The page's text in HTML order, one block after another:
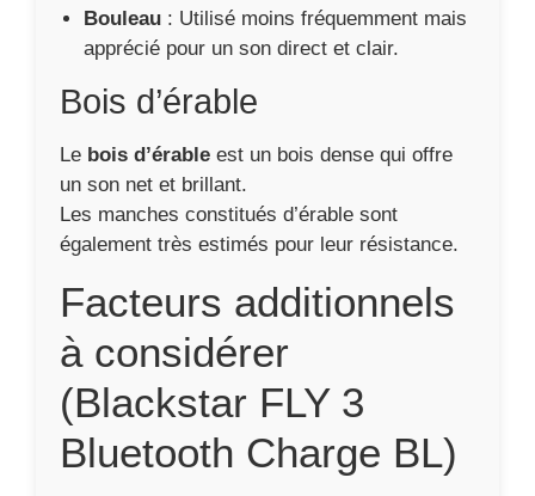
Bouleau : Utilisé moins fréquemment mais
apprécié pour un son direct et clair.
Bois d’érable
Le bois d’érable est un bois dense qui offre
un son net et brillant.
Les manches constitués d’érable sont
également très estimés pour leur résistance.
Facteurs additionnels
à considérer
(Blackstar FLY 3
Bluetooth Charge BL)